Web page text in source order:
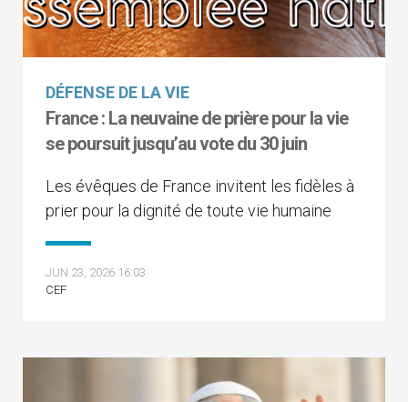
DÉFENSE DE LA VIE
France : La neuvaine de prière pour la vie
se poursuit jusqu’au vote du 30 juin
Les évêques de France invitent les fidèles à
prier pour la dignité de toute vie humaine
JUN 23, 2026 16:03
CEF